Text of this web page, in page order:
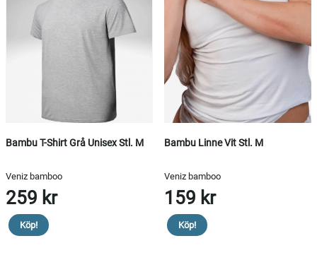
Bambu T-Shirt Grå Unisex Stl. M
Veniz bamboo
259 kr
Köp!
Bambu Linne Vit Stl. M
Veniz bamboo
159 kr
Köp!